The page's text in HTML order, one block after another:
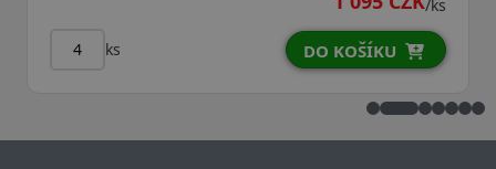
DO KOŠÍKU ks